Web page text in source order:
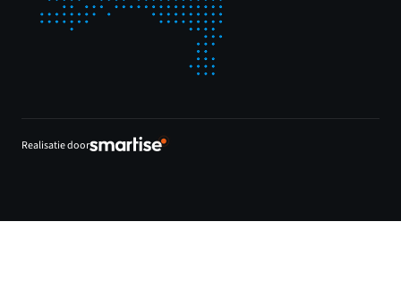
Realisatie door